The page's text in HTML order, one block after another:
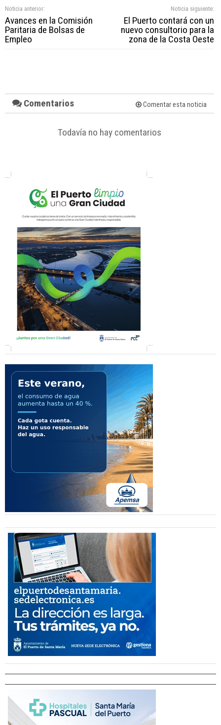
Noticia anterior:
Avances en la Comisión
Paritaria de Bolsas de
Empleo
Noticia siguiente:
El Puerto contará con un
nuevo consultorio para la
zona de la Costa Oeste
Comentarios Comentar esta noticia
Todavía no hay comentarios